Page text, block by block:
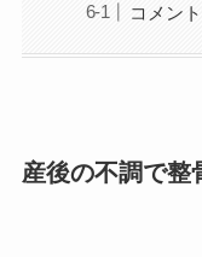
コメン
産後の不調で整